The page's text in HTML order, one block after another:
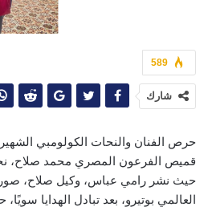
589
شارك
حرص الفنان والنحات الكولومبي
قميص الفرعون المصري محمد صلاح،
حيث نشر رامي عباس، وكيل صلاح،
العالمي بوتيرو، بعد تبادل الهدايا